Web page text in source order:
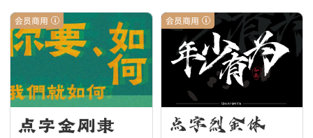
会员商用
点字金刚隶
会员商用
点字烈金体